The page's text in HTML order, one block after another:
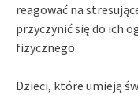
reagować na
przyczynić się do ich
fizycznego.
Dzieci, które umieją